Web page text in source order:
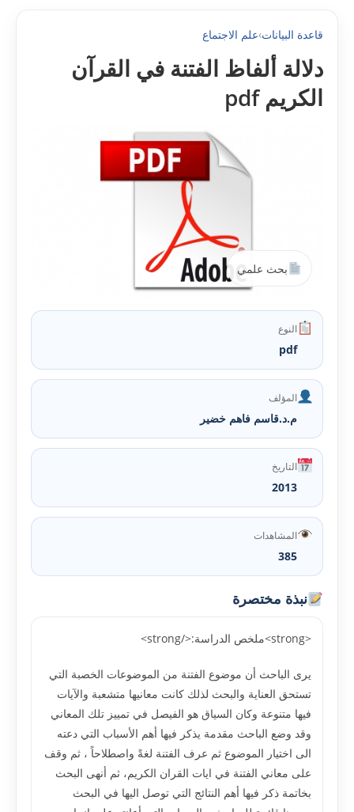
قاعدة البيانات›علم الاجتماع
دلالة ألفاظ الفتنة في القرآن
الكريم pdf
بحث علمي
النوع
pdf
المؤلف
م.د.قاسم فاهم خضير
التاريخ
2013
المشاهدات
385
نبذة مختصرة
<strong>ملخص الدراسة:</strong>
يرى الباحث أن موضوع الفتنة من الموضوعات الخصبة التي
تستحق العناية والبحث لذلك كانت معانيها متشعبة والآيات
فيها متنوعة وكان السياق هو الفيصل في تمييز تلك المعاني
وقد وضع الباحث مقدمة يذكر فيها أهم الأسباب التي دعته
الى اختيار الموضوع ثم عرف الفتنة لغةً واصطلاحاً ، ثم وقف
على معاني الفتنة في ايات القران الكريم، ثم أنهى البحث
بخاتمة ذكر فيها أهم النتائج التي توصل اليها في البحث